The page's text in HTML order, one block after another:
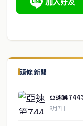
頭條新聞
亞速第744
8月7日